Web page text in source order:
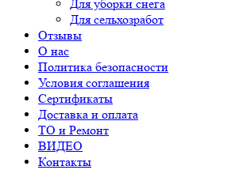
Для уборки снега
Для сельхозработ
Отзывы
О нас
Политика безопасности
Условия соглашения
Сертификаты
Доставка и оплата
ТО и Ремонт
ВИДЕО
Контакты